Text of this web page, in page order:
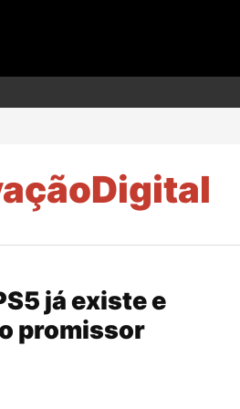
já existe e
promissor